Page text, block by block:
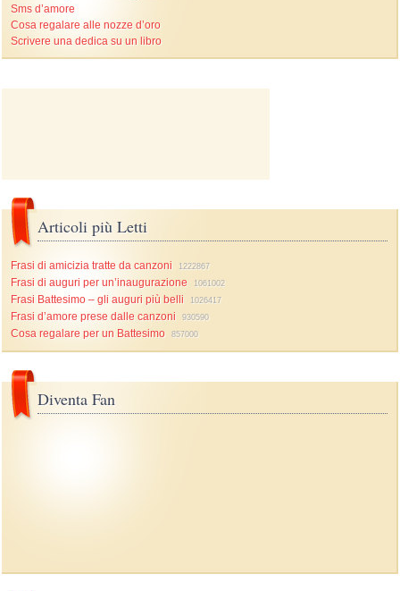
Sms d’amore
Cosa regalare alle nozze d’oro
Scrivere una dedica su un libro
Articoli più Letti
Frasi di amicizia tratte da canzoni 1222867
Frasi di auguri per un’inaugurazione 1061002
Frasi Battesimo – gli auguri più belli 1026417
Frasi d’amore prese dalle canzoni 930590
Cosa regalare per un Battesimo 857000
Diventa Fan